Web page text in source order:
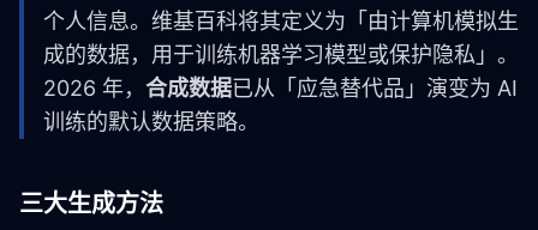
个人信息。维基百科将其定义为「由计算机模拟生
成的数据，用于训练机器学习模型或保护隐私」。
2026 年， 合成数据已从「应急替代品」演变为 AI
训练的默认数据策略。
三大生成方法